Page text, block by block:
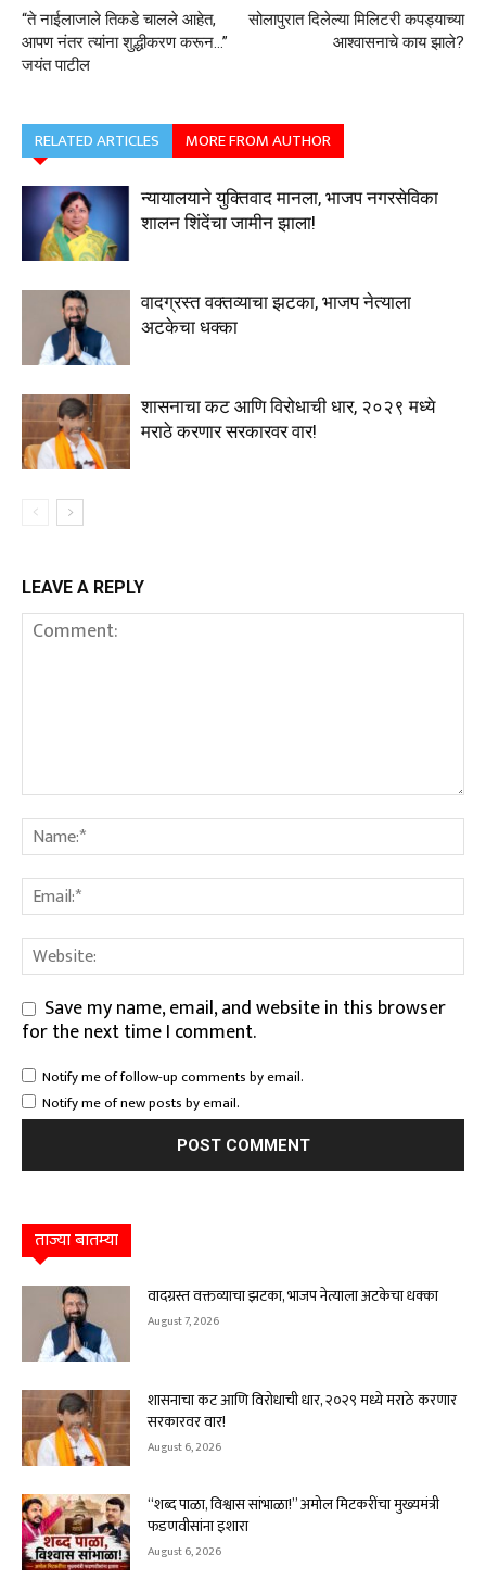
“ते नाईलाजाले तिकडे चालले आहेत,
आपण नंतर त्यांना शुद्धीकरण करून…”
जयंत पाटील
सोलापुरात दिलेल्या मिलिटरी कपड्याच्या
आश्वासनाचे काय झाले?
RELATED ARTICLES MORE FROM AUTHOR
न्यायालयाने युक्तिवाद मानला, भाजप नगरसेविका
शालन शिंदेंचा जामीन झाला!
वादग्रस्त वक्तव्याचा झटका, भाजप नेत्याला
अटकेचा धक्का
शासनाचा कट आणि विरोधाची धार, २०२९ मध्ये
मराठे करणार सरकारवर वार!
LEAVE A REPLY
Save my name, email, and website in this browser
for the next time I comment.
Notify me of follow-up comments by email.
Notify me of new posts by email.
ताज्या बातम्या
वादग्रस्त वक्तव्याचा झटका, भाजप नेत्याला अटकेचा धक्का
August 7, 2026
शासनाचा कट आणि विरोधाची धार, २०२९ मध्ये मराठे करणार
सरकारवर वार!
August 6, 2026
“शब्द पाळा, विश्वास सांभाळा!” अमोल मिटकरींचा मुख्यमंत्री
फडणवीसांना इशारा
August 6, 2026